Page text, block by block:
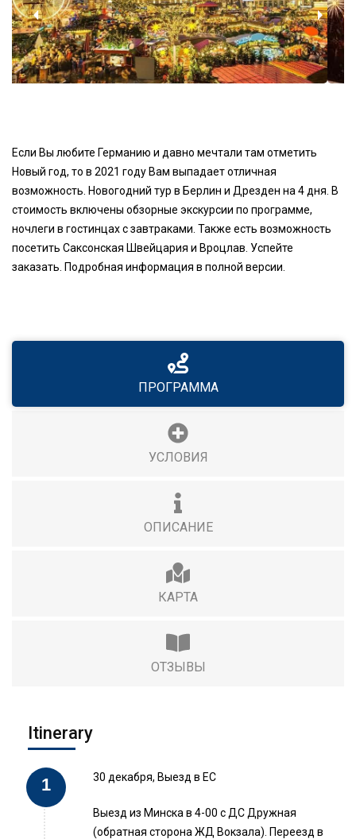
‹ ›
Если Вы любите Германию и давно мечтали там отметить
Новый год, то в 2021 году Вам выпадает отличная
возможность. Новогодний тур в Берлин и Дрезден на 4 дня. В
стоимость включены обзорные экскурсии по программе,
ночлеги в гостинцах с завтраками. Также есть возможность
посетить Саксонская Швейцария и Вроцлав. Успейте
заказать. Подробная информация в полной версии.
ПРОГРАММА
УСЛОВИЯ
ОПИСАНИЕ
КАРТА
ОТЗЫВЫ
Itinerary
30 декабря, Выезд в ЕС
Выезд из Минска в 4-00 с ДС Дружная
(обратная сторона ЖД Вокзала). Переезд в